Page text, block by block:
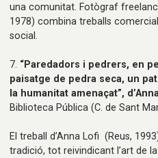
una comunitat. Fotògraf
1978) combina treballs
social.
7. “Paredadors i pedrers, en
paisatge de pedra seca, un
la humanitat amenaçat”,
Biblioteca Pública (C. de Sant
El treball d’Anna Lofi (Reus,
tradició, tot reivindicant l’art de